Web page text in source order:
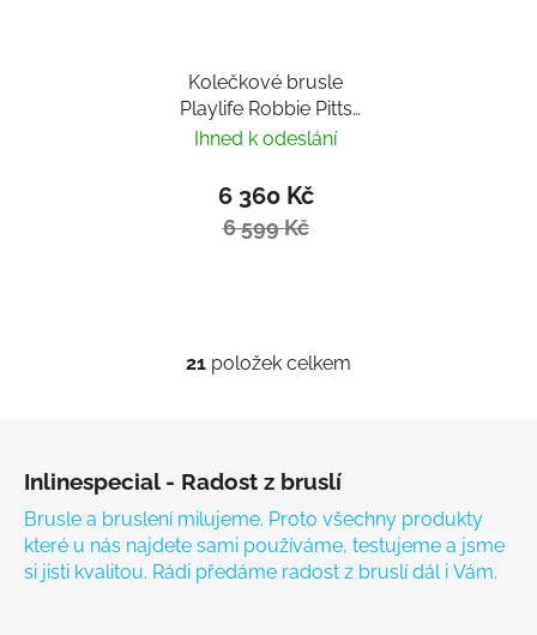
Kolečkové brusle
Playlife Robbie Pitts
Fantasy 72
Ihned k odeslání
6 360 Kč
6 599 Kč
Ovládací prvky výpisu
21 položek celkem
Inlinespecial - Radost z bruslí
Brusle a bruslení milujeme. Proto všechny produkty
které u nás najdete sami používáme, testujeme a jsme
si jisti kvalitou. Rádi předáme radost z bruslí dál i Vám.